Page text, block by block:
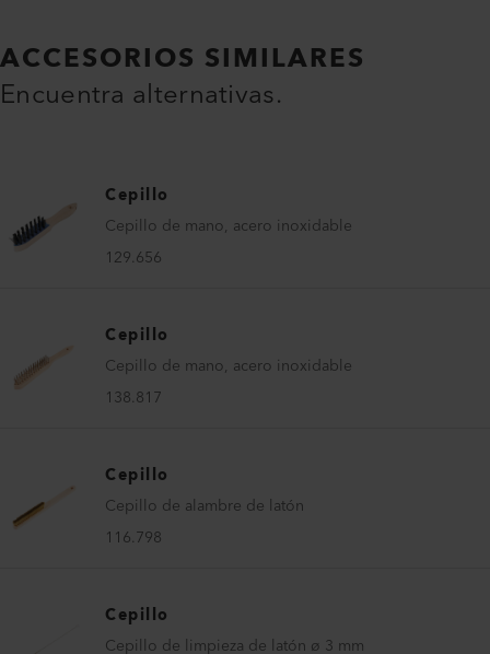
ACCESORIOS SIMILARES
Encuentra alternativas.
Cepillo
Cepillo de mano, acero inoxidable
129.656
Cepillo
Cepillo de mano, acero inoxidable
138.817
Cepillo
Cepillo de alambre de latón
116.798
Cepillo
Cepillo de limpieza de latón ø 3 mm